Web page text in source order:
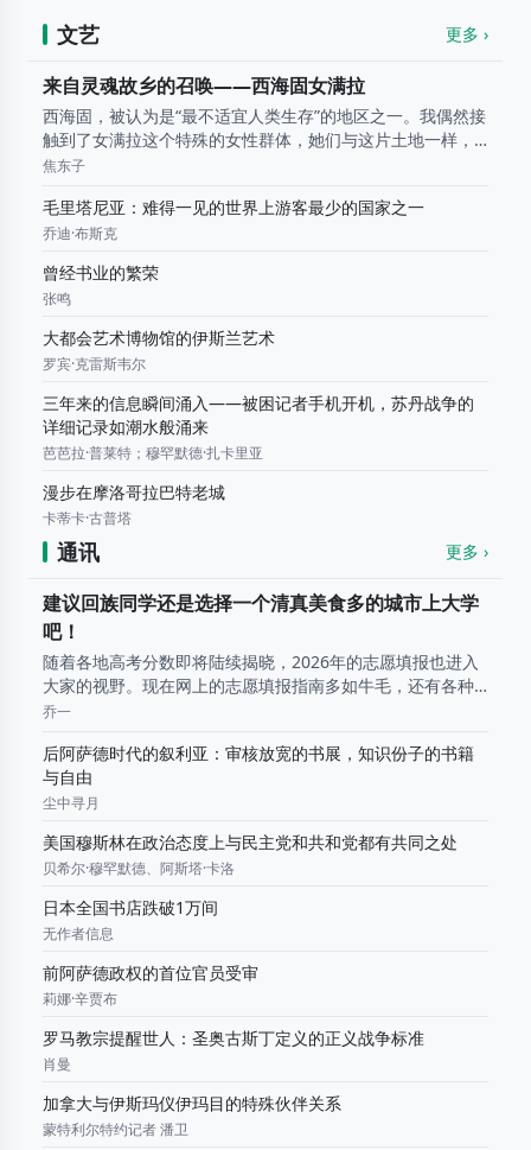
文艺 更多 ›
来自灵魂故乡的召唤——西海固女满拉
西海固，被认为是“最不适宜人类生存”的地区之一。我偶然接
触到了女满拉这个特殊的女性群体，她们与这片土地一样，
简单而淳朴。在这里，土地的荒芜却滋长了心灵的富足。西
土 地 上 的 “..
焦东子
毛里塔尼亚：难得一见的世界上游客最少的国家之一
乔迪·布斯克
曾经书业的繁荣
张鸣
大都会艺术博物馆的伊斯兰艺术
罗宾·克雷斯韦尔
三年来的信息瞬间涌入——被困记者手机开机，苏丹战争的
详细记录如潮水般涌来
芭芭拉·普莱特；穆罕默德·扎卡里亚
漫步在摩洛哥拉巴特老城
卡蒂卡·古普塔
通讯 更多 ›
建议回族同学还是选择一个清真美食多的城市上大学
吧！
随着各地高考分数即将陆续揭晓，2026年的志愿填报也进入
大家的视野。现在网上的志愿填报指南多如牛毛，还有各种
AI工具帮忙，挑专业和学校大家心里应该都有底了。 不过，
食...
乔一
后阿萨德时代的叙利亚：审核放宽的书展，知识份子的书籍
与自由
尘中寻月
美国穆斯林在政治态度上与民主党和共和党都有共同之处
贝希尔·穆罕默德、阿斯塔·卡洛
日本全国书店跌破1万间
无作者信息
前阿萨德政权的首位官员受审
莉娜·辛贾布
罗马教宗提醒世人：圣奥古斯丁定义的正义战争标准
肖曼
加拿大与伊斯玛仪伊玛目的特殊伙伴关系
蒙特利尔特约记者 潘卫